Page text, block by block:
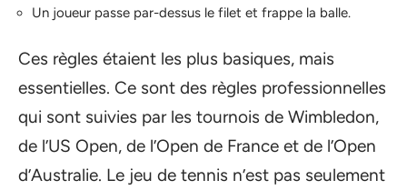
Un joueur passe par-dessus le filet et frappe la balle.
Ces règles étaient les plus basiques, mais
essentielles. Ce sont des règles professionnelles
qui sont suivies par les tournois de Wimbledon,
de l’US Open, de l’Open de France et de l’Open
d’Australie. Le jeu de tennis n’est pas seulement